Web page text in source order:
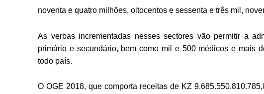
noventa e quatro milhões, oitocentos e sessenta e três mil,
As verbas incrementadas nesses sectores vão permitir a
primário e secundário, bem como mil e 500 médicos e mais
todo país.
O OGE 2018, que comporta receitas de KZ